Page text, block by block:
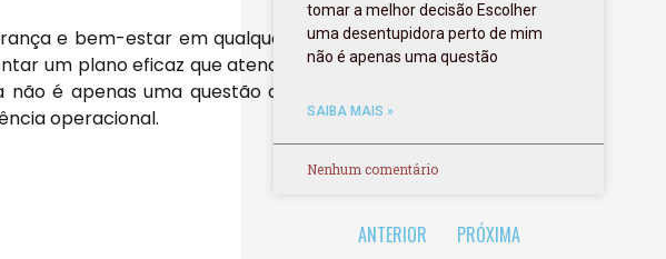
e bem-estar em qualquer
um plano eficaz que atenda
é apenas uma questão de
operacional.
tomar a melhor decisão Escolher
uma desentupidora perto de mim
não é apenas uma questão
SAIBA MAIS »
Nenhum comentário
ANTERIOR PRÓXIMA